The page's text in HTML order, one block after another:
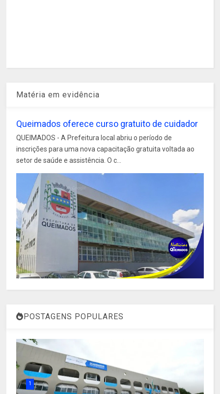
Matéria em evidência
Queimados oferece curso gratuito de cuidador
QUEIMADOS - A Prefeitura local abriu o período de
inscrições para uma nova capacitação gratuita voltada ao
setor de saúde e assistência. O c...
POSTAGENS POPULARES
1